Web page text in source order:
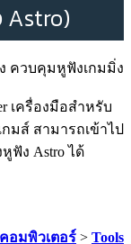
เครื่องมือสำหรับ
มส์ สามารถเข้าไป
ฟัง Astro ได้
อมพิวเตอร์ > Tools